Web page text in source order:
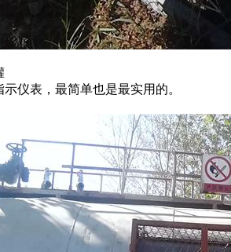
仪表，最简单也是最实用的。